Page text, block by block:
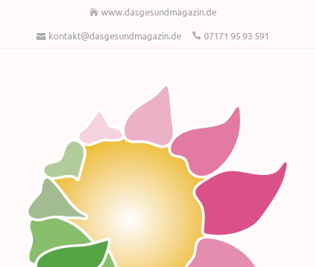
www.dasgesundmagazin.de
kontakt@dasgesundmagazin.de
07171 95 93 591